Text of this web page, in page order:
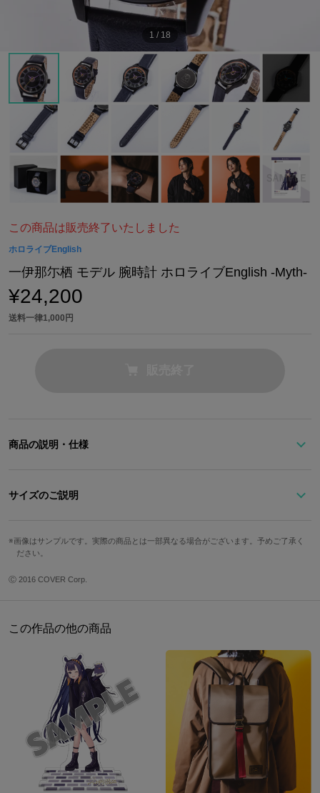
1 / 18
この商品は販売終了いたしました
ホロライブEnglish
一伊那尓栖 モデル 腕時計 ホロライブEnglish -Myth-
¥24,200
送料一律1,000円
商品の説明・仕様
コラボ腕時計が登場！
常衣装の模様もエッチングで忠実に再現されています。
12時部分には髪飾り、3時部分には左腕の紐飾りを彷彿とさせるデ
れています。
一伊那尓栖の魅力を手元で感じられる特別な腕時計です。
※本商品をご購入の際には、1点につき限定A5クリアファイルが1点
特典として付属いたします。
※裏蓋に入る柄の向きは正位置にはならず個体差がございます。あらかじめご
了承ください。
原産国／ 中国
サイズのご説明
文字盤縦 文字盤横 ケース縦 ケース横
18mm 135mm
サイズガイドページはこちら
画像はサンプルです。実際の商品とは一部異なる場合がございます。予めご了承く
ださい。
Ⓒ 2016 COVER Corp.
この作品の他の商品